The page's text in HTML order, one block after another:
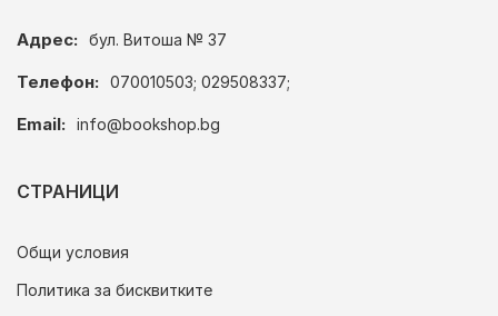
Адрес: бул. Витоша № 37
Телефон: 070010503; 029508337;
Email: info@bookshop.bg
СТРАНИЦИ
Общи условия
Политика за бисквитките